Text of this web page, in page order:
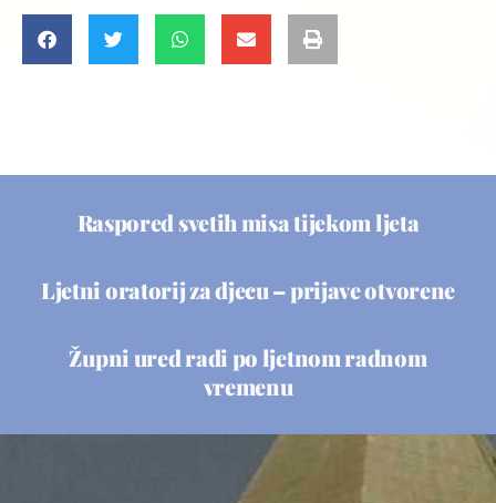
Raspored svetih misa tijekom ljeta
Ljetni oratorij za djecu – prijave otvorene
Župni ured radi po ljetnom radnom
vremenu